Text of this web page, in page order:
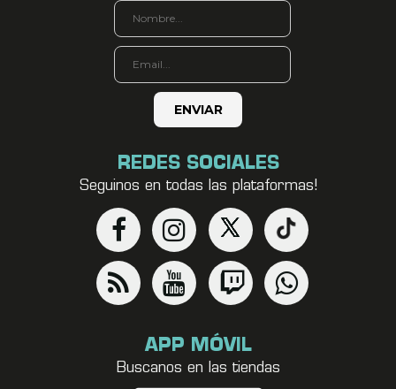
REDES SOCIALES
Seguinos en todas las plataformas!
APP MÓVIL
Buscanos en las tiendas